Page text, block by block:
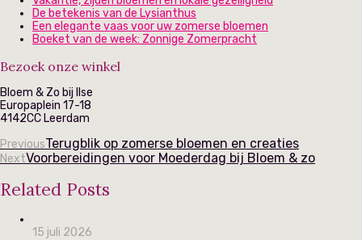
De betekenis van de Lysianthus
Een elegante vaas voor uw zomerse bloemen
Boeket van de week: Zonnige Zomerpracht
Bezoek onze winkel
Bloem & Zo bij Ilse
Europaplein 17-18
4142CC Leerdam
PreviousTerugblik op zomerse bloemen en creaties
NextVoorbereidingen voor Moederdag bij Bloem & zo
Related Posts
15 juli 2026